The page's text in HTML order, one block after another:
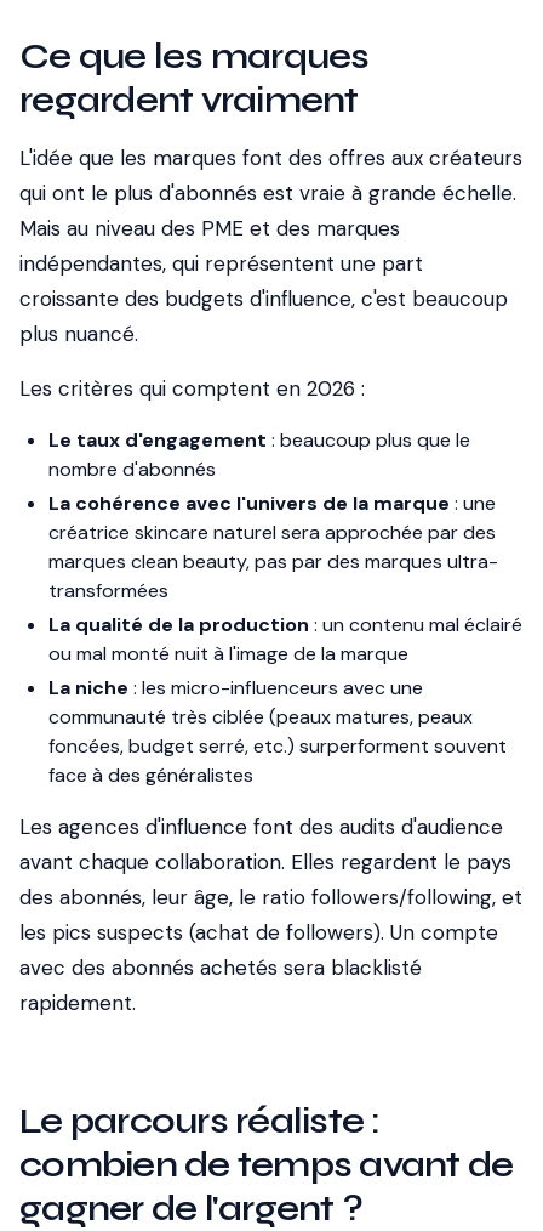
Ce que les marques
regardent vraiment
L'idée que les marques font des offres aux créateurs
qui ont le plus d'abonnés est vraie à grande échelle.
Mais au niveau des PME et des marques
indépendantes, qui représentent une part
croissante des budgets d'influence, c'est beaucoup
plus nuancé.
Les critères qui comptent en 2026 :
Le taux d'engagement : beaucoup plus que le
nombre d'abonnés
La cohérence avec l'univers de la marque : une
créatrice skincare naturel sera approchée par des
marques clean beauty, pas par des marques ultra-
transformées
La qualité de la production : un contenu mal éclairé
ou mal monté nuit à l'image de la marque
La niche : les micro-influenceurs avec une
communauté très ciblée (peaux matures, peaux
foncées, budget serré, etc.) surperforment souvent
face à des généralistes
Les agences d'influence font des audits d'audience
avant chaque collaboration. Elles regardent le pays
des abonnés, leur âge, le ratio followers/following, et
les pics suspects (achat de followers). Un compte
avec des abonnés achetés sera blacklisté
rapidement.
Le parcours réaliste :
combien de temps avant de
gagner de l'argent ?